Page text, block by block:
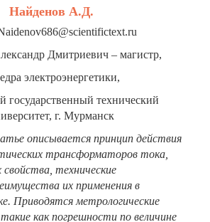
Найденов А.Д.
Дмитриевич – магистр,
электроэнергетики,
государственный технический
г. Мурманск
описывается принцип действия
трансформаторов тока,
технические
их применения в
Приводятся метрологические
как погрешности по величине